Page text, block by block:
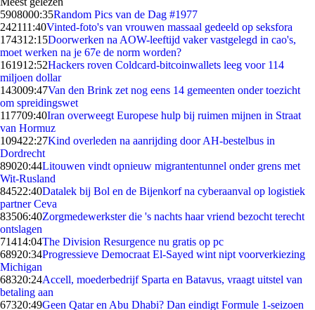
5908000:35Random Pics van de Dag #1977
242111:40Vinted-foto's van vrouwen massaal gedeeld op seksfora
174312:15Doorwerken na AOW-leeftijd vaker vastgelegd in cao's,
moet werken na je 67e de norm worden?
161912:52Hackers roven Coldcard-bitcoinwallets leeg voor 114
miljoen dollar
143009:47Van den Brink zet nog eens 14 gemeenten onder toezicht
om spreidingswet
117709:40Iran overweegt Europese hulp bij ruimen mijnen in Straat
van Hormuz
109422:27Kind overleden na aanrijding door AH-bestelbus in
Dordrecht
89020:44Litouwen vindt opnieuw migrantentunnel onder grens met
Wit-Rusland
84522:40Datalek bij Bol en de Bijenkorf na cyberaanval op logistiek
partner Ceva
83506:40Zorgmedewerkster die 's nachts haar vriend bezocht terecht
ontslagen
71414:04The Division Resurgence nu gratis op pc
68920:34Progressieve Democraat El-Sayed wint nipt voorverkiezing
Michigan
68320:24Accell, moederbedrijf Sparta en Batavus, vraagt uitstel van
betaling aan
67320:49Geen Qatar en Abu Dhabi? Dan eindigt Formule 1-seizoen